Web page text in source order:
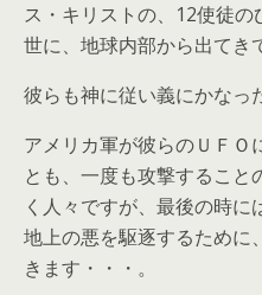
ス・キリストの、12使徒
世に、地球内部から出てき
彼らも神に従い義にかなっ
アメリカ軍が彼らのＵＦＯ
とも、一度も攻撃するこ
く人々ですが、最後の時に
地上の悪を駆逐するために
きます・・・。